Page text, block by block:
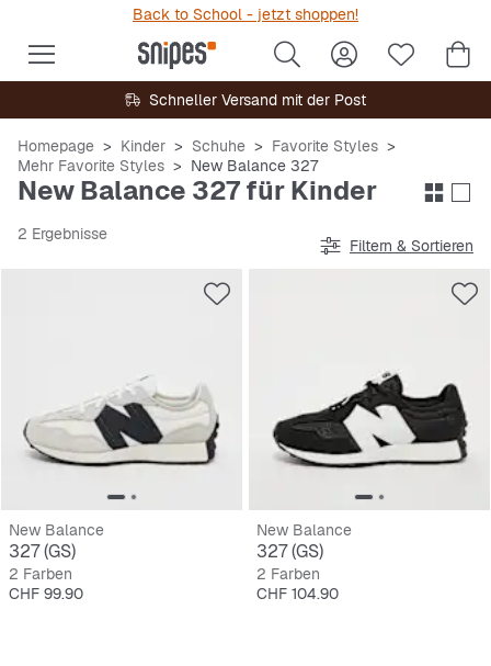
Back to School - jetzt shoppen!
Schneller Versand mit der Post
Homepage Kinder Schuhe
Favorite Styles
Mehr Favorite Styles
New Balance 327
New Balance 327 für Kinder
2 Ergebnisse
Filtern & Sortieren
New Balance
327 (GS)
2 Farben
Preis
CHF 99.90
New Balance
327 (GS)
2 Farben
Preis
CHF 104.90